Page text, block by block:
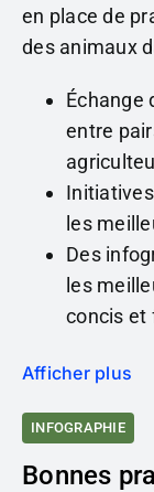
en place de
des animaux
Échange
entre
les
Des
les
concis et
Afficher plus
INFOGRAPHIE
Bonnes